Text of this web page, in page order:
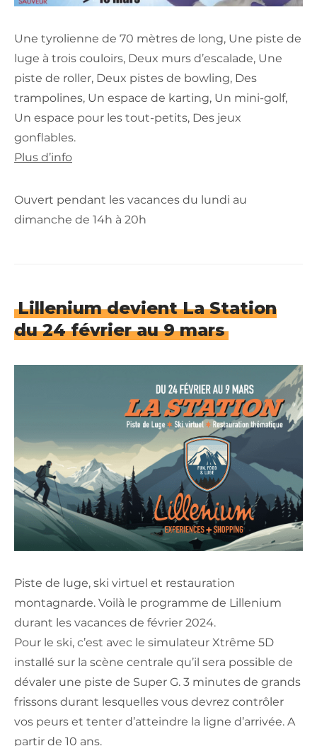
Une tyrolienne de 70 mètres de long, Une piste de
luge à trois couloirs, Deux murs d’escalade, Une
piste de roller, Deux pistes de bowling, Des
trampolines, Un espace de karting, Un mini-golf,
Un espace pour les tout-petits, Des jeux
gonflables.
Plus d’info
Ouvert pendant les vacances du lundi au
dimanche de 14h à 20h
Lillenium devient La Station
du 24 février au 9 mars
Piste de luge, ski virtuel et restauration
montagnarde. Voilà le programme de Lillenium
durant les vacances de février 2024.
Pour le ski, c’est avec le simulateur Xtrême 5D
installé sur la scène centrale qu’il sera possible de
dévaler une piste de Super G. 3 minutes de grands
frissons durant lesquelles vous devrez contrôler
vos peurs et tenter d’atteindre la ligne d’arrivée. A
partir de 10 ans.